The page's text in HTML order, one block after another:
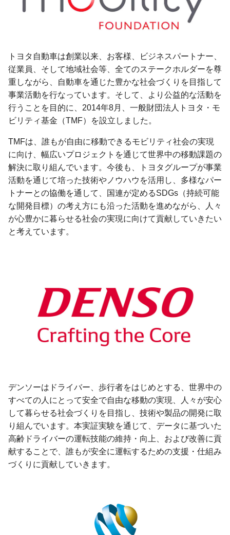
トヨタ自動車は創業以来、お客様、ビジネスパートナー、
従業員、そして地域社会等、全てのステークホルダーを尊
重しながら、自動車を通じた豊かな社会づくりを目指して
事業活動を行なっています。そして、より公益的な活動を
行うことを目的に、2014年8月、一般財団法人トヨタ・モ
ビリティ基金（TMF）を設立しました。
TMFは、誰もが自由に移動できるモビリティ社会の実現
に向け、幅広いプロジェクトを通じて世界中の移動課題の
解決に取り組んでいます。今後も、トヨタグループが事業
活動を通じて培った技術やノウハウを活用し、多様なパー
トナーとの協働を通して、国連が定めるSDGs（持続可能
な開発目標）の考え方にも沿った活動を進めながら、人々
が心豊かに暮らせる社会の実現に向けて貢献していきたい
と考えています。
デンソーはドライバー、歩行者をはじめとする、世界中の
すべての人にとって安全で自由な移動の実現、人々が安心
して暮らせる社会づくりを目指し、技術や製品の開発に取
り組んでいます。本実証実験を通じて、データに基づいた
高齢ドライバーの運転技能の維持・向上、および改善に貢
献することで、誰もが安全に運転するための支援・仕組み
づくりに貢献していきます。